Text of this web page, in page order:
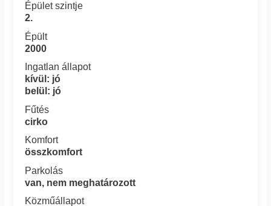
Épület szintje
2.
Épült
2000
Ingatlan állapot
kívül: jó
belül: jó
Fűtés
cirko
Komfort
összkomfort
Parkolás
van, nem meghatározott
Közműállapot